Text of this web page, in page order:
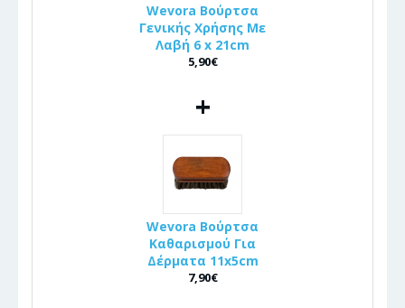
Wevora Βούρτσα
Γενικής Χρήσης Με
Λαβή 6 x 21cm
5,90€
+
Wevora Βούρτσα
Καθαρισμού Για
Δέρματα 11x5cm
7,90€